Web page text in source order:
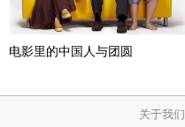
电影里的中国人与团圆
关于我们